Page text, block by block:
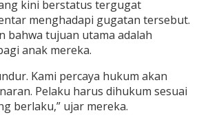
kini berstatus tergugat
menghadapi gugatan tersebut.
bahwa tujuan utama adalah
anak mereka.
Kami percaya hukum akan
Pelaku harus dihukum sesuai
berlaku,” ujar mereka.